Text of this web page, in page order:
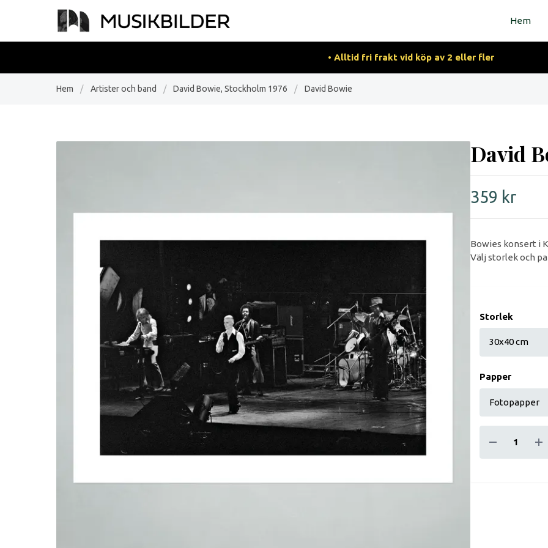
Hem
• Alltid fri frakt vid köp av 2 eller fler
Hem / Artister och band / David Bowie, Stockholm 1976 / David Bowie
David
359 kr
Bowies konsert i
Välj storlek och
Storlek
Papper